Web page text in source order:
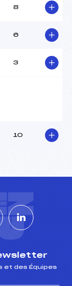
8
6
3
10
et des Équipes